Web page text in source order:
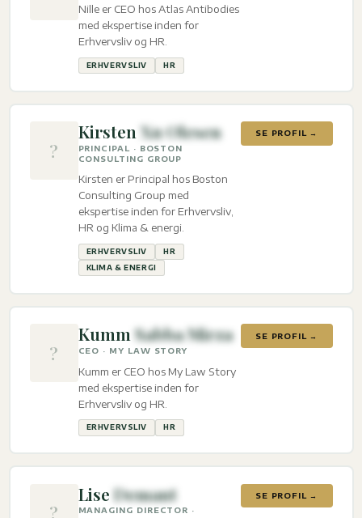
Nille er CEO hos Atlas Antibodies
med ekspertise inden for
Erhvervsliv og HR.
ERHVERVSLIV HR
?
Kirsten Xu Olesen
PRINCIPAL · BOSTON
CONSULTING GROUP
Kirsten er Principal hos Boston
Consulting Group med
ekspertise inden for Erhvervsliv,
HR og Klima & energi.
ERHVERVSLIV
HR
KLIMA & ENERGI
SE PROFIL →
?
Kumm Sabba Mirza
CEO · MY LAW STORY
Kumm er CEO hos My Law Story
med ekspertise inden for
Erhvervsliv og HR.
ERHVERVSLIV HR
SE PROFIL →
?
LiseDemant
MANAGING DIRECTOR ·
SE PROFIL →